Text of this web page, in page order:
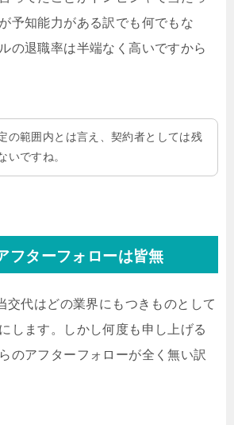
予知能力がある訳でも何でもな
の退職率は半端なく高いですから
の範囲内とは言え、契約者としては残
いですね。
フターフォローは皆無
交代はどの業界にもつきものとして
します。しかし何度も申し上げる
のアフターフォローが全く無い訳